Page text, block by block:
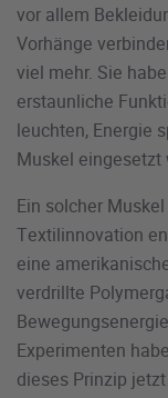
vor allem
Vorhänge
viel mehr. Sie
erstaunliche
leuchten, Energie
Muskel eingesetzt
Ein solcher
Textilinnovation
eine
verdrillte
Experimenten
dieses Prinzip